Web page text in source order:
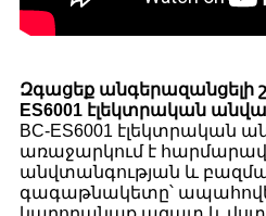
Զգացեք անգերազանցելի
ES6001 էլեկտրական
BC-ES6001 էլեկտրական
առաջարկում է
անվտանգության և
գագաթնակետը՝